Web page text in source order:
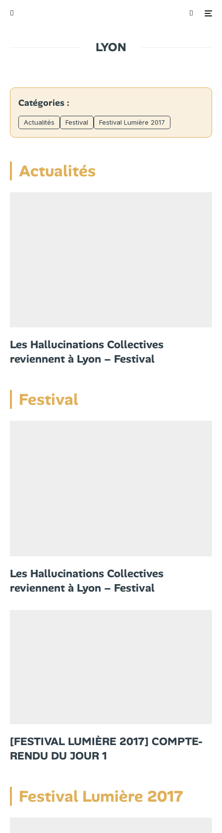
LYON
Catégories :
Actualités Festival Festival Lumière 2017
Actualités
Les Hallucinations Collectives
reviennent à Lyon – Festival
Festival
Les Hallucinations Collectives
reviennent à Lyon – Festival
[FESTIVAL LUMIÈRE 2017] COMPTE-
RENDU DU JOUR 1
Festival Lumière 2017